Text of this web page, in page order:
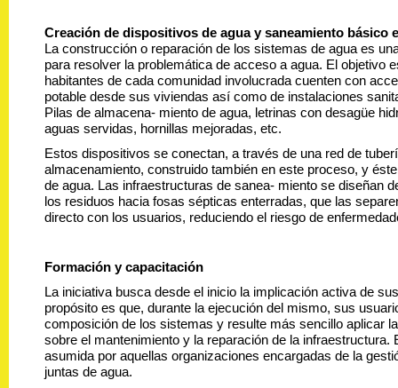
Creación de dispositivos de agua y saneamiento básico
La construcción o reparación de los sistemas de agua es
para resolver la problemática de acceso a agua. El objetivo
habitantes de cada comunidad involucrada cuenten con
potable desde sus viviendas así como de instalaciones
Pilas de almacena- miento de agua, letrinas con desagüe
aguas servidas, hornillas mejoradas, etc.
Estos dispositivos se conectan, a través de una red de
almacenamiento, construido también en este proceso, y
de agua. Las infraestructuras de sanea- miento se diseñan
los residuos hacia fosas sépticas enterradas, que las
directo con los usuarios, reduciendo el riesgo de
Formación y capacitación
La iniciativa busca desde el inicio la implicación activa de
propósito es que, durante la ejecución del mismo, sus
composición de los sistemas y resulte más sencillo aplicar
sobre el mantenimiento y la reparación de la infraestructura.
asumida por aquellas organizaciones encargadas de la
juntas de agua.